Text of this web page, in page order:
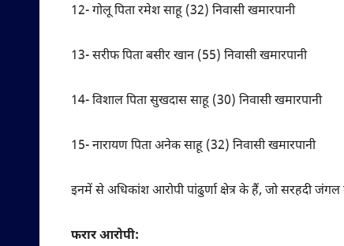
12- गोलू पिता रमेश साहू (32) निवासी खमारपानी
13- सरीफ पिता बसीर खान (55) निवासी खमारपानी
14- विशाल पिता सुखदास साहू (30) निवासी खमारपानी
15- नारायण पिता अनेक साहू (32) निवासी खमारपानी
इनमें से अधिकांश आरोपी पांढुर्णा क्षेत्र के हैं, जो सरहदी
फरार आरोपी: